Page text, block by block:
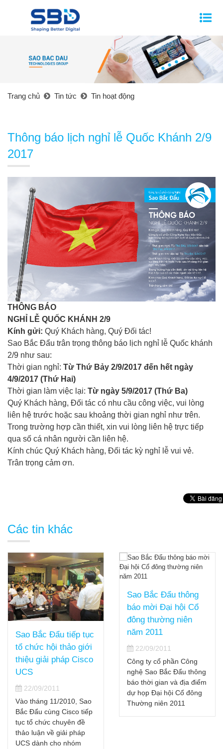
Trang chủ Tin tức Tin hoạt động
Thông báo lịch nghỉ lễ Quốc Khánh 2/9
2017
THÔNG BÁO
NGHỈ LỄ QUỐC KHÁNH 2/9
Kính gửi: Quý Khách hàng, Quý Đối tác!
Sao Bắc Đẩu trân trọng thông báo lịch nghỉ lễ Quốc khánh
2/9 như sau:
Thời gian nghỉ: Từ Thứ Bảy 2/9/2017 đến hết ngày
4/9/2017 (Thứ Hai)
Thời gian làm việc lại: Từ ngày 5/9/2017 (Thứ Ba)
Quý Khách hàng, Đối tác có nhu cầu công việc, vui lòng
liên hệ trước hoặc sau khoảng thời gian nghỉ như trên.
Trong trường hợp cần thiết, xin vui lòng liên hệ trực tiếp
qua số cá nhân người cần liên hệ.
Kính chúc Quý Khách hàng, Đối tác kỳ nghỉ lễ vui vẻ.
Trân trọng cảm ơn.
Các tin khác
Sao Bắc Đẩu tiếp tục
tổ chức hội thảo giới
thiệu giải pháp Cisco
UCS
22/09/2011
Vào tháng 11/2010, Sao
Bắc Đẩu cùng Cisco tiếp
tục tổ chức chuyên đề
thảo luận về giải pháp
UCS dành cho nhóm
Sao Bắc Đẩu thông
báo mời Đại hội Cổ
đông thường niên
năm 2011
22/09/2011
Công ty cổ phần Công
nghệ Sao Bắc Đẩu thông
báo thời gian và địa điểm
dự họp Đại hội Cổ đông
Thường niên 2011